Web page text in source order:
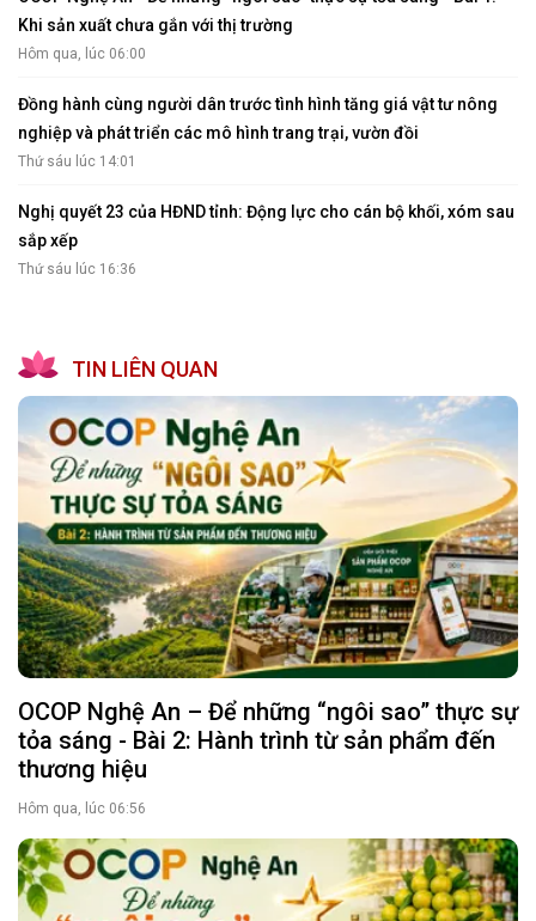
Khi sản xuất chưa gắn với thị trường
Hôm qua, lúc 06:00
Đồng hành cùng người dân trước tình hình tăng giá vật tư nông
nghiệp và phát triển các mô hình trang trại, vườn đồi
Thứ sáu lúc 14:01
Nghị quyết 23 của HĐND tỉnh: Động lực cho cán bộ khối, xóm sau
sắp xếp
Thứ sáu lúc 16:36
TIN LIÊN QUAN
OCOP Nghệ An – Để những “ngôi sao” thực sự
tỏa sáng - Bài 2: Hành trình từ sản phẩm đến
thương hiệu
Hôm qua, lúc 06:56